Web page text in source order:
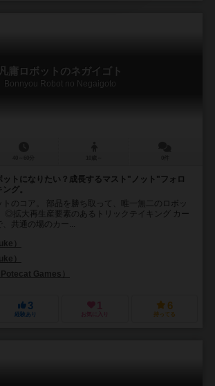
凡庸ロボットのネガイゴト
Bonnyou Robot no Negaigoto
ットになりたい？成長するマスト"ノット"フォロ
グ。
のコア。 部品を勝ち取って、唯一無二のロボッ
◎拡大再生産要素のあるトリックテイキング カー
、共通の場のカー...
）
）
Games）
3
経験あり
1
お気に入り
6
持ってる